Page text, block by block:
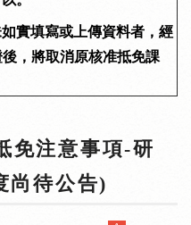
實填寫或上傳資料者，經
後，將取消原核准抵免課
免注意事項-研
尚待公告)